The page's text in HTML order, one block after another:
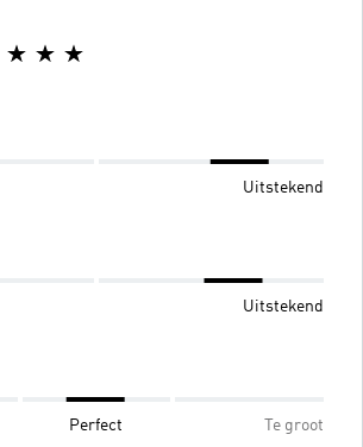
Uitstekend
Uitstekend
Perfect Te groot